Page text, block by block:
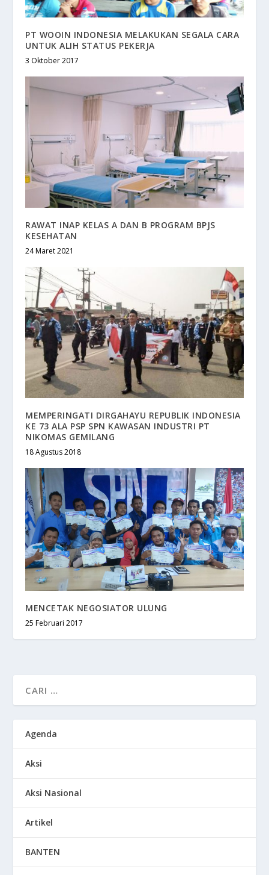
PT WOOIN INDONESIA MELAKUKAN SEGALA CARA
UNTUK ALIH STATUS PEKERJA
3 Oktober 2017
RAWAT INAP KELAS A DAN B PROGRAM BPJS
KESEHATAN
24 Maret 2021
MEMPERINGATI DIRGAHAYU REPUBLIK INDONESIA
KE 73 ALA PSP SPN KAWASAN INDUSTRI PT
NIKOMAS GEMILANG
18 Agustus 2018
MENCETAK NEGOSIATOR ULUNG
25 Februari 2017
Agenda
Aksi
Aksi Nasional
Artikel
BANTEN